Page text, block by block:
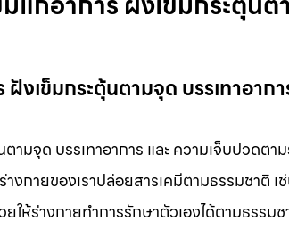
งเข็มกระตุ้นตามจุด บรรเทาอากา
มจุด บรรเทาอาการ และ ความเจ็บปวดต
กายของเราปล่อยสารเคมีตามธรรมชาติ เ
ให้ร่างกายทำการรักษาตัวเองได้ตามธรรม